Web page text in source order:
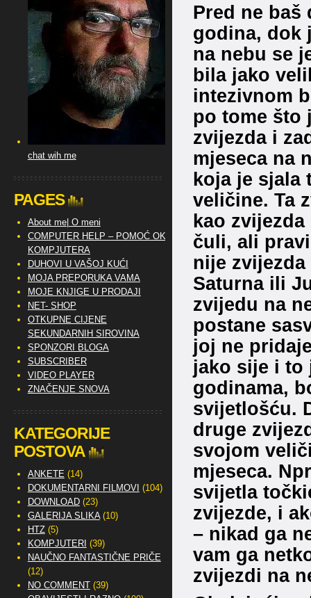
Pred ne
godina, dok
na nebu se
bila jako
intezivnom
po tome što
zvijezda i
mjeseca na
koja je sjala
veličine. Ta
kao
čuli, ali
nije
Saturna ili
zvijedu na
postane
joj ne
jako sije i to
godinama,
svijetlošću.
druge
svojom
mjeseca.
svijetla
zvijezde, i
– nikad ga
vam ga
zvijezdi na
chat wih me
PAGES
About me| O meni
COMPUTER HELP – POMOĆ OKO
KOMPJUTERA
DUHOVI U VAŠOJ KUĆI
MOJA PREPORUKA VAMA
MOJE KNJIGE U PRODAJI
NET- SHOP
OTKUPNE CIJENE
SEKUNDARNIH SIROVINA
SPONZORI BLOGA
SUBSCRIBER
VIDEO PLAYER
ZNAČENJE SNOVA
KATEGORIJE
POSTOVA
ANKETE (14)
DOKUMENTARNI FILMOVI (104)
DOWNLOAD(23)
GALERIJA SLIKA(10)
HTZ(5)
KOMPJUTERI (39)
NAUČNO FANTASTIČNE PRIČE
(12)
NO COMMENT(39)